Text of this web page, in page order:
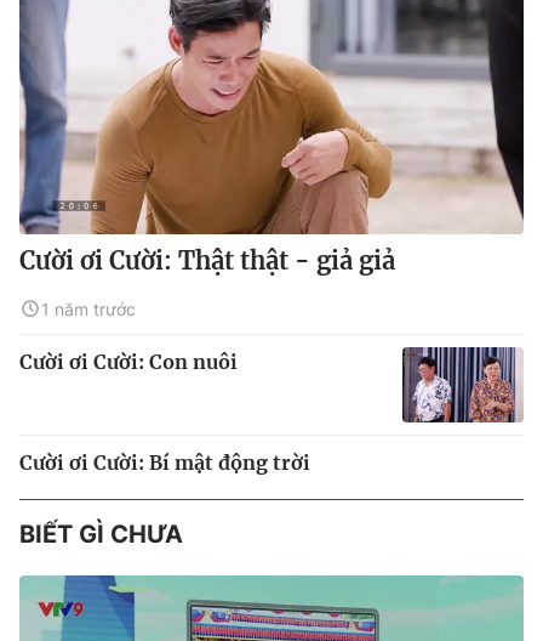
Cười ơi Cười: Thật thật - giả giả
1 năm trước
Cười ơi Cười: Con nuôi
Cười ơi Cười: Bí mật động trời
BIẾT GÌ CHƯA